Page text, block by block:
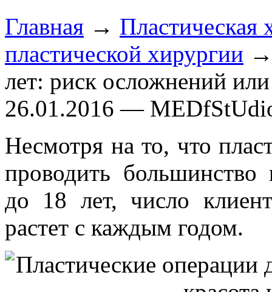
Главная → Пластическая
пластической хирургии →
лет: риск осложнений
26.01.2016 —
Несмотря на то, что
проводить большинство
до 18 лет, число
растет с каждым годом.